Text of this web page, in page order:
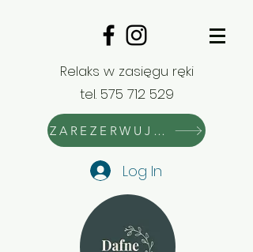
Relaks w zasięgu ręki
tel. 575 712 529
ZAREZERWUJ WIZYTĘ
Log In